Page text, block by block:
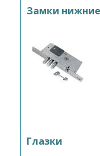
Замки нижние
Глазки